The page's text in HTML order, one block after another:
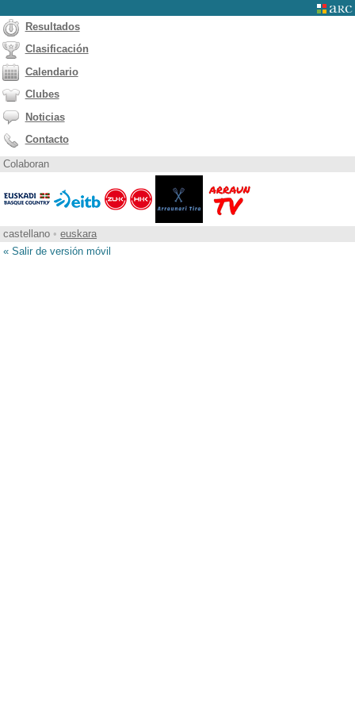
Resultados
Clasificación
Calendario
Clubes
Noticias
Contacto
Colaboran
castellano • euskara
« Salir de versión móvil